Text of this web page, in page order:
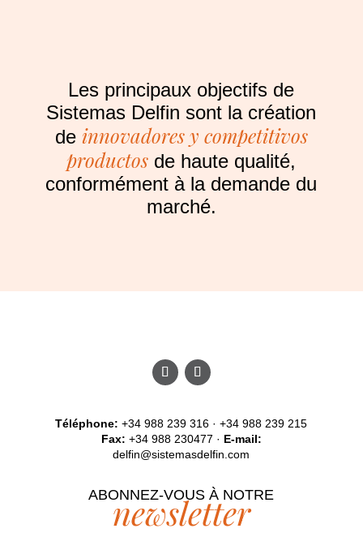
Les principaux objectifs de
Sistemas Delfin sont la création
de innovadores y competitivos
productos de haute qualité,
conformément à la demande du
marché.
Téléphone: +34 988 239 316 · +34 988 239 215
Fax: +34 988 230477 · E-mail:
delfin@sistemasdelfin.com
ABONNEZ-VOUS À NOTRE
newsletter